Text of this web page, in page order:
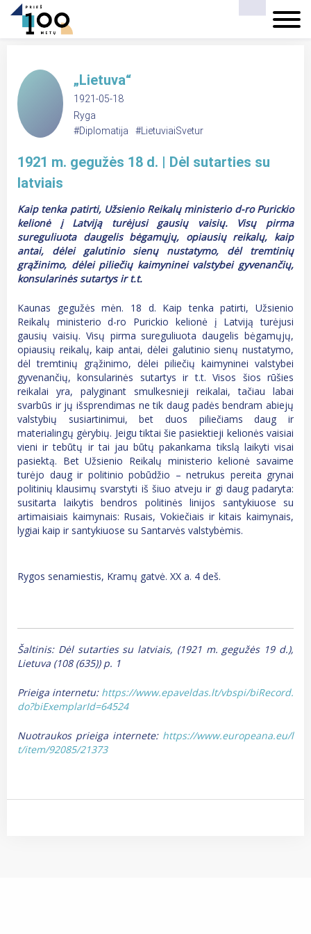
„Lietuva“
1921-05-18
Ryga
#Diplomatija
#LietuviaiSvetur
1921 m. gegužės 18 d. | Dėl sutarties su
latviais
Kaip tenka patirti, Užsienio Reikalų ministerio d-ro Purickio
kelionė į Latviją turėjusi gausių vaisių. Visų pirma
sureguliuota daugelis bėgamųjų, opiausių reikalų, kaip
antai, dėlei galutinio sienų nustatymo, dėl tremtinių
grąžinimo, dėlei piliečių kaimyninei valstybei gyvenančių,
konsularinės sutartys ir t.t.
Kaunas gegužės mėn. 18 d. Kaip tenka patirti, Užsienio
Reikalų ministerio d-ro Purickio kelionė į Latviją turėjusi
gausių vaisių. Visų pirma sureguliuota daugelis bėgamųjų,
opiausių reikalų, kaip antai, dėlei galutinio sienų nustatymo,
dėl tremtinių grąžinimo, dėlei piliečių kaimyninei valstybei
gyvenančių, konsularinės sutartys ir t.t. Visos šios rūšies
reikalai yra, palyginant smulkesnieji reikalai, tačiau labai
svarbūs ir jų išsprendimas ne tik daug padės bendram abiejų
valstybių susiartinimui, bet duos piliečiams daug ir
materialingų gėrybių. Jeigu tiktai šie pasiektieji kelionės vaisiai
vieni ir tebūtų ir tai jau būtų pakankama tikslą laikyti visai
pasiektą. Bet Užsienio Reikalų ministerio kelionė savaime
turėjo daug ir politinio pobūdžio – netrukus pereita grynai
politinių klausimų svarstyti iš šiuo atveju ir gi daug padaryta:
susitarta laikytis bendros politinės linijos santykiuose su
artimaisiais kaimynais: Rusais, Vokiečiais ir kitais kaimynais,
lygiai kaip ir santykiuose su Santarvės valstybėmis.
Rygos senamiestis, Kramų gatvė. XX a. 4 deš.
Šaltinis: Dėl sutarties su latviais, (1921 m. gegužės 19 d.),
Lietuva (108 (635)) p. 1
Prieiga internetu: https://www.epaveldas.lt/vbspi/biRecord.
do?biExemplarId=64524
Nuotraukos prieiga internete: https://www.europeana.eu/l
t/item/92085/21373